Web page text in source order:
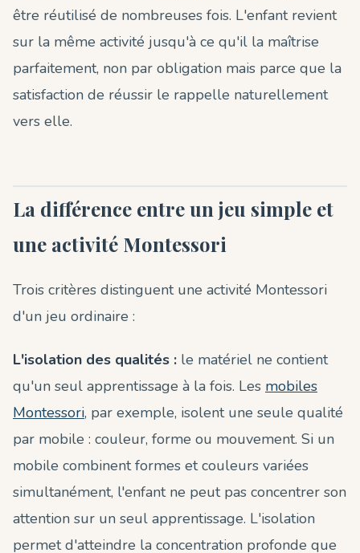
être réutilisé de nombreuses fois. L'enfant revient
sur la même activité jusqu'à ce qu'il la maîtrise
parfaitement, non par obligation mais parce que la
satisfaction de réussir le rappelle naturellement
vers elle.
La différence entre un jeu simple et
une activité Montessori
Trois critères distinguent une activité Montessori
d'un jeu ordinaire :
L'isolation des qualités : le matériel ne contient
qu'un seul apprentissage à la fois. Les mobiles
Montessori, par exemple, isolent une seule qualité
par mobile : couleur, forme ou mouvement. Si un
mobile combinent formes et couleurs variées
simultanément, l'enfant ne peut pas concentrer son
attention sur un seul apprentissage. L'isolation
permet d'atteindre la concentration profonde que